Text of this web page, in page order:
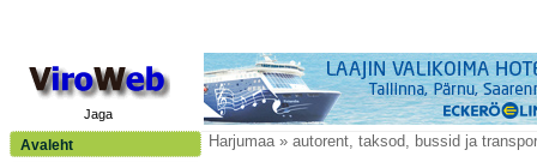
Jaga
Avaleht
Harjumaa» autorent, taksod, bussid ja